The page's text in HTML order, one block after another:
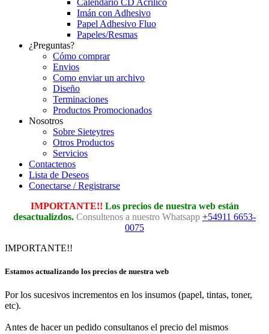
Calendario CD Acrílico
Imán con Adhesivo
Papel Adhesivo Fluo
Papeles/Resmas
¿Preguntas?
Cómo comprar
Envios
Como enviar un archivo
Diseño
Terminaciones
Productos Promocionados
Nosotros
Sobre Sieteytres
Otros Productos
Servicios
Contactenos
Lista de Deseos
Conectarse / Registrarse
IMPORTANTE!! Los precios de nuestra web están
desactualizdos. Consultenos a nuestro Whatsapp +54911 6653-
0075
IMPORTANTE!!
Estamos actualizando los precios de nuestra web
Por los sucesivos incrementos en los insumos (papel, tintas, toner,
etc).
Antes de hacer un pedido consultanos el precio del mismos